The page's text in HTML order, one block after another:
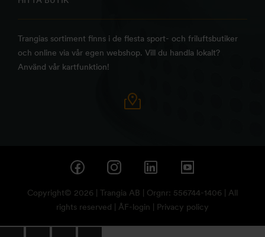
Trangias sortiment finns i de flesta sport- och friluftsbutiker
och online via vår egen webshop. Vill du handla lokalt?
Använd vår kartfunktion!
Copyright© 2026 | Trangia AB | Orgnr: 556744-1406 | All
rights reserved | ÅF-login Privacy policy